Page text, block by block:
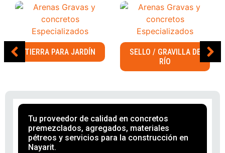
TIERRA PARA JARDÍN
SELLO / GRAVILLA DE
RÍO
Tu proveedor de calidad en concretos
premezclados, agregados, materiales
pétreos y servicios para la construcción en
Nayarit.